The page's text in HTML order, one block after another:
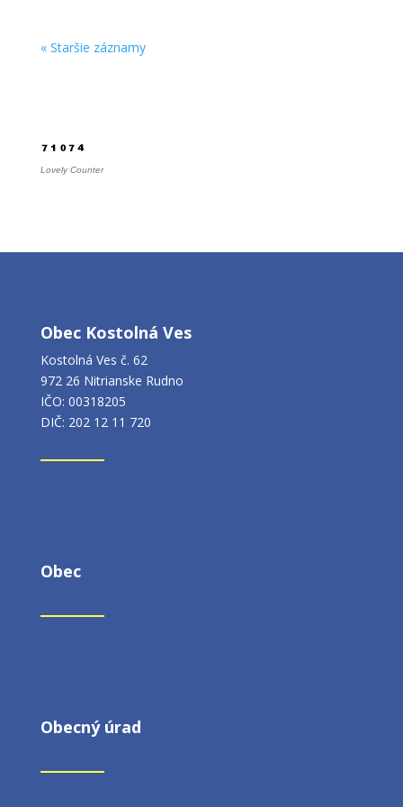
« Staršie záznamy
Lovely Counter
Obec Kostolná Ves
Kostolná Ves č. 62
972 26 Nitrianske Rudno
IČO: 00318205
DIČ: 202 12 11 720
Obec
Obecný úrad